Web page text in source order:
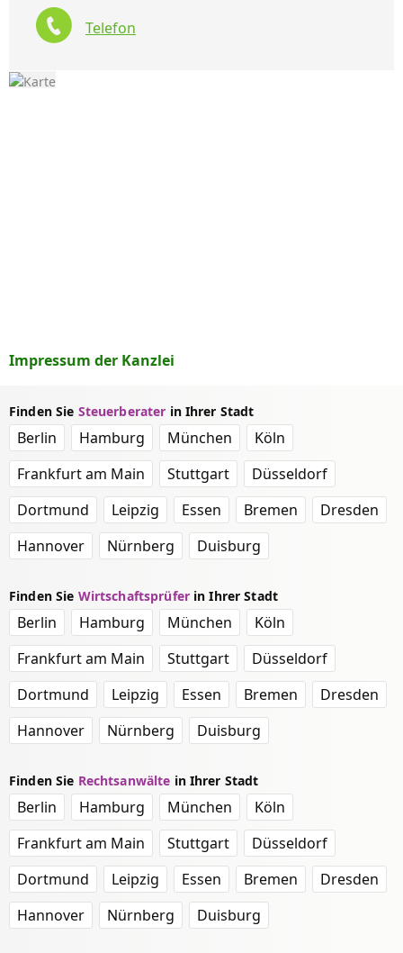
Telefon
Impressum der Kanzlei
Finden Sie Steuerberater in Ihrer Stadt
Berlin Hamburg München
Köln
Frankfurt am Main
Stuttgart
Düsseldorf
Dortmund
Leipzig Essen Bremen
Dresden
Hannover
Nürnberg Duisburg
Finden Sie Wirtschaftsprüferin Ihrer Stadt
Berlin Hamburg München
Köln
Frankfurt am Main
Stuttgart
Düsseldorf
Dortmund
Leipzig Essen Bremen
Dresden
Hannover
Nürnberg Duisburg
Finden Sie Rechtsanwälte in Ihrer Stadt
Berlin Hamburg München
Köln
Frankfurt am Main
Stuttgart
Düsseldorf
Dortmund
Leipzig Essen Bremen
Dresden
Hannover
Nürnberg Duisburg